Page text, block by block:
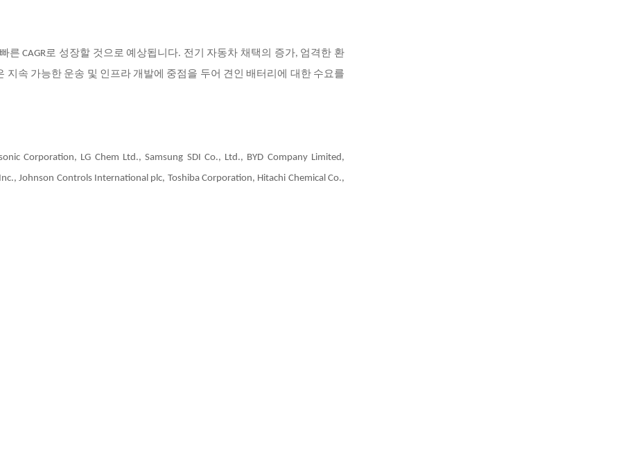
CAGR로 성장할 것으로 예상됩니다. 전기 자동차 채택의 증가, 엄격한 환
지속 가능한 운송 및 인프라 개발에 중점을 두어 견인 배터리에 대한 수요를
Corporation, LG Chem Ltd., Samsung SDI Co., Ltd., BYD Company Limited,
Johnson Controls International plc, Toshiba Corporation, Hitachi Chemical Co.,